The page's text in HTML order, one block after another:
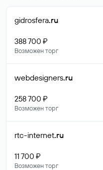
gidrosfera.ru
388 700 ₽
Возможен торг
webdesigners.ru
258 700 ₽
Возможен торг
rtc-internet.ru
11 700 ₽
Возможен торг